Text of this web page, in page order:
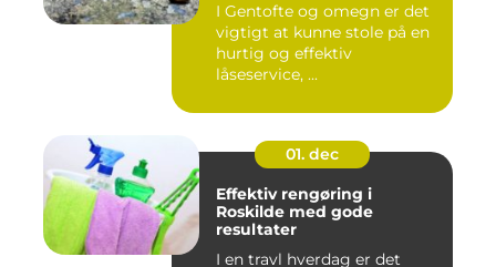
I Gentofte og omegn er det
vigtigt at kunne stole på en
hurtig og effektiv
låseservice, ...
01. dec
Effektiv rengøring i
Roskilde med gode
resultater
I en travl hverdag er det